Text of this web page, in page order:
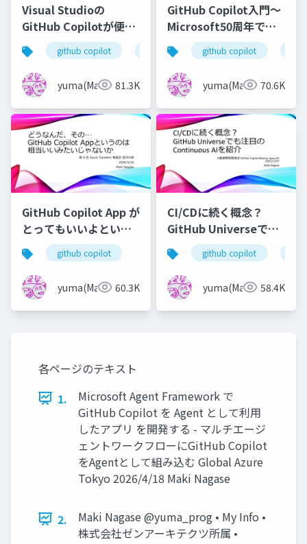
Visual Studioの
GitHub Copilotが便利
すぎて離れられない
github copilot visual studio microsoft ignite
yuma(Maki) 81.3K
GitHub Copilot入門～
Microsoft50周年で発
表された最新機能ま
で！どこまでAI駆動で
開発できるのか
github copilot
yuma(Maki) 70.6K
GitHub Copilot App が
とってもいいよという
話
github copilot
yuma(Maki) 60.3K
CI/CDに続く概念？
GitHub Universeでも
注目のContinuous AI
を紹介
github copilot
yuma(Maki) 58.4K
各ページのテキスト
1.
Microsoft Agent Framework で
GitHub Copilot を Agent として利用
したアプリ を開発する - マルチエージ
ェントワークフローにGitHub Copilot
をAgentとして組み込む Global Azure
Tokyo 2026/4/18 Maki Nagase
2.
Maki Nagase @yuma_prog • My Info •
株式会社ゼンアーキテクツ所属 •